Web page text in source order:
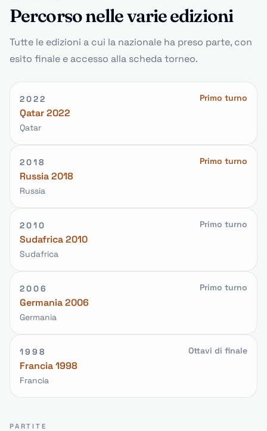
Percorso nelle varie edizioni
Tutte le edizioni a cui la nazionale ha preso parte, con
esito finale e accesso alla scheda torneo.
2022
Qatar 2022
Qatar
Primo turno
2018
Russia 2018
Russia
Primo turno
2010
Sudafrica 2010
Sudafrica
Primo turno
2006
Germania 2006
Germania
Primo turno
1998
Francia 1998
Francia
Ottavi di finale
PARTITE